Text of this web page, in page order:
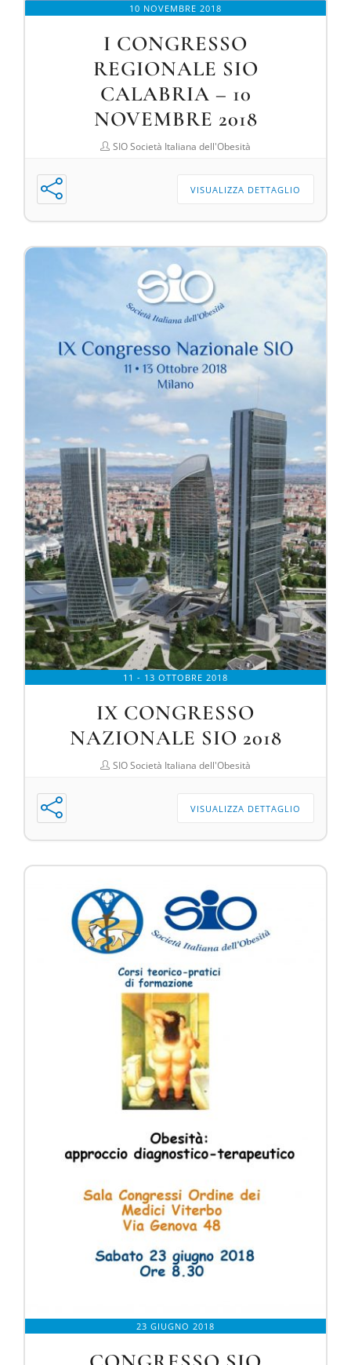
10 NOVEMBRE 2018
I CONGRESSO
REGIONALE SIO
CALABRIA – 10
NOVEMBRE 2018
SIO Società Italiana dell'Obesità
VISUALIZZA DETTAGLIO
11 - 13 OTTOBRE 2018
IX CONGRESSO
NAZIONALE SIO 2018
SIO Società Italiana dell'Obesità
VISUALIZZA DETTAGLIO
23 GIUGNO 2018